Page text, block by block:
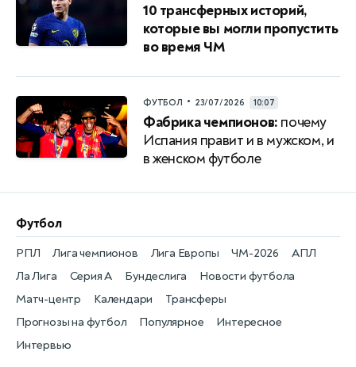
10 трансферных историй,
которые вы могли пропустить
во время ЧМ
ФУТБОЛ • 23/07/2026 10:07
Фабрика чемпионов: почему
Испания правит и в мужском, и
в женском футболе
Футбол
Новости футбола
РПЛ
Матч-центр
Лига чемпионов
Календари
Лига Европы
Трансферы
ЧМ-2026
Прогнозы на футбол
АПЛ
Популярное
Ла Лига
Интересное
Серия А
Интервью
Бундеслига